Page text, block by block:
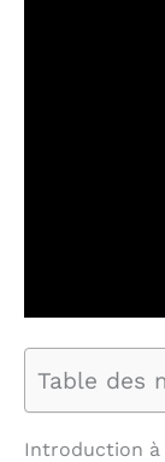
Table des
Introduction à